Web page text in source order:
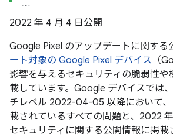
2022 年 4 月 4 日公開
Google Pixel のアップデートに関する
ート対象の Google Pixel デバイス （
影響を与えるセキュリティの脆弱性や
載しています。Google デバイスでは
チレベル 2022-04-05 以降において
載されているすべての問題と、2022
セキュリティに関する公開情報に掲載